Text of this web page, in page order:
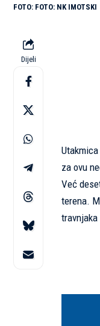
FOTO: NK IMOTSKI
Dijeli
za ovu
Već
terena.